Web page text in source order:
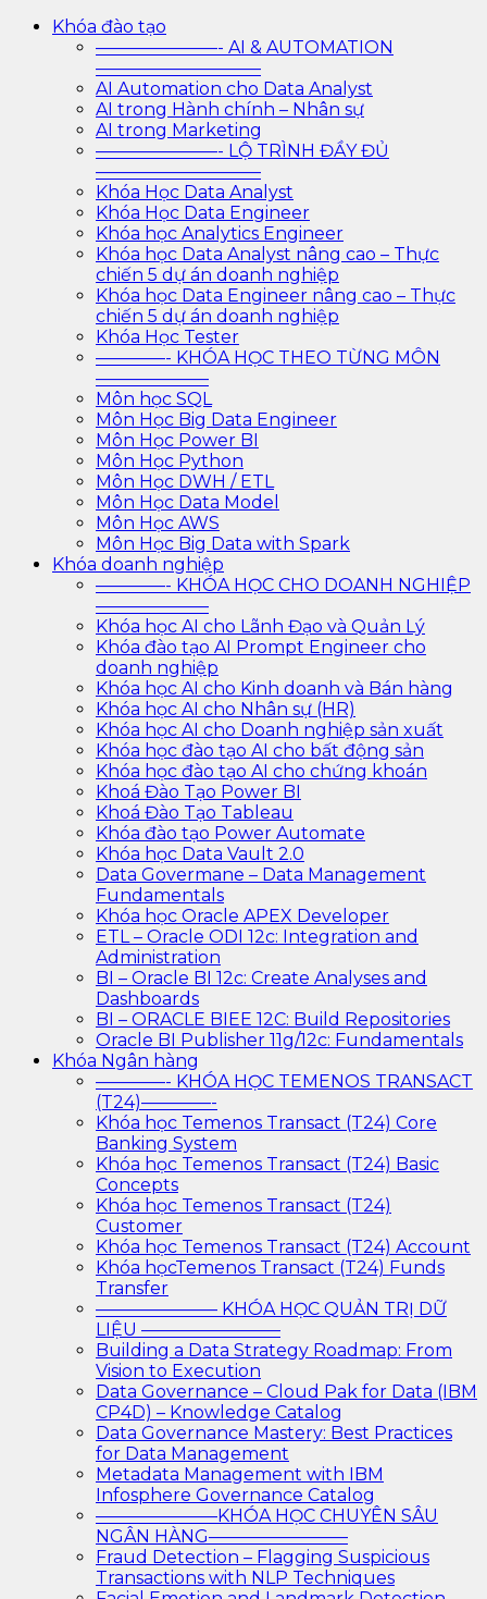
Khóa đào tạo
———————- AI & AUTOMATION
—————————–
AI Automation cho Data Analyst
AI trong Hành chính – Nhân sự
AI trong Marketing
———————- LỘ TRÌNH ĐẦY ĐỦ
—————————–
Khóa Học Data Analyst
Khóa Học Data Engineer
Khóa học Analytics Engineer
Khóa học Data Analyst nâng cao – Thực
chiến 5 dự án doanh nghiệp
Khóa học Data Engineer nâng cao – Thực
chiến 5 dự án doanh nghiệp
Khóa Học Tester
————- KHÓA HỌC THEO TỪNG MÔN
——————–
Môn học SQL
Môn Học Big Data Engineer
Môn Học Power BI
Môn Học Python
Môn Học DWH / ETL
Môn Học Data Model
Môn Học AWS
Môn Học Big Data with Spark
Khóa doanh nghiệp
————- KHÓA HỌC CHO DOANH NGHIỆP
——————–
Khóa học AI cho Lãnh Đạo và Quản Lý
Khóa đào tạo AI Prompt Engineer cho
doanh nghiệp
Khóa học AI cho Kinh doanh và Bán hàng
Khóa học AI cho Nhân sự (HR)
Khóa học AI cho Doanh nghiệp sản xuất
Khóa học đào tạo AI cho bất động sản
Khóa học đào tạo AI cho chứng khoán
Khoá Đào Tạo Power BI
Khoá Đào Tạo Tableau
Khóa đào tạo Power Automate
Khóa học Data Vault 2.0
Data Govermane – Data Management
Fundamentals
Khóa học Oracle APEX Developer
ETL – Oracle ODI 12c: Integration and
Administration
BI – Oracle BI 12c: Create Analyses and
Dashboards
BI – ORACLE BIEE 12C: Build Repositories
Oracle BI Publisher 11g/12c: Fundamentals
Khóa Ngân hàng
————- KHÓA HỌC TEMENOS TRANSACT
(T24)————-
Khóa học Temenos Transact (T24) Core
Banking System
Khóa học Temenos Transact (T24) Basic
Concepts
Khóa học Temenos Transact (T24)
Customer
Khóa học Temenos Transact (T24) Account
Khóa họcTemenos Transact (T24) Funds
Transfer
——————— KHÓA HỌC QUẢN TRỊ DỮ
LIỆU ————————
Building a Data Strategy Roadmap: From
Vision to Execution
Data Governance – Cloud Pak for Data (IBM
CP4D) – Knowledge Catalog
Data Governance Mastery: Best Practices
for Data Management
Metadata Management with IBM
Infosphere Governance Catalog
———————KHÓA HỌC CHUYÊN SÂU
NGÂN HÀNG————————
Fraud Detection – Flagging Suspicious
Transactions with NLP Techniques